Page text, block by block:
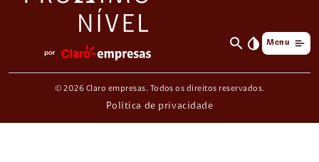
search invert_colors Menu
© 2026 Claro empresas. Todos os direitos reservados.
Política de privacidade